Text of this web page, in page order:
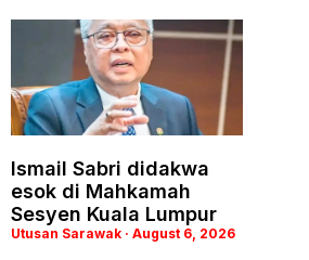
Ismail Sabri didakwa
esok di Mahkamah
Sesyen Kuala Lumpur
Utusan Sarawak August 6, 2026